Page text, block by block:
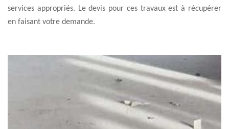
services appropriés. Le devis pour ces travaux est à récupérer
en faisant votre demande.